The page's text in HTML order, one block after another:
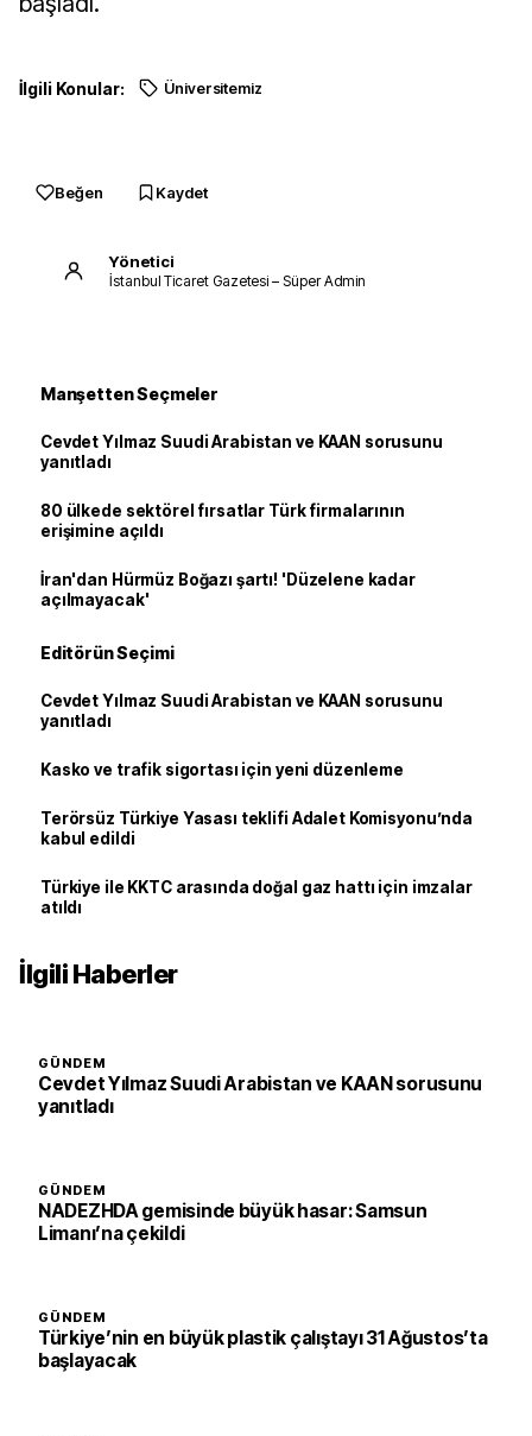
İlgili Konular: Üniversitemiz
Beğen Kaydet
Yönetici
İstanbul Ticaret Gazetesi – Süper Admin
Manşetten Seçmeler
Cevdet Yılmaz Suudi Arabistan ve KAAN sorusunu
yanıtladı
80 ülkede sektörel fırsatlar Türk firmalarının
erişimine açıldı
İran'dan Hürmüz Boğazı şartı! 'Düzelene kadar
açılmayacak'
Editörün Seçimi
Cevdet Yılmaz Suudi Arabistan ve KAAN sorusunu
yanıtladı
Kasko ve trafik sigortası için yeni düzenleme
Terörsüz Türkiye Yasası teklifi Adalet Komisyonu’nda
kabul edildi
Türkiye ile KKTC arasında doğal gaz hattı için imzalar
atıldı
İlgili Haberler
GÜNDEM
Cevdet Yılmaz Suudi Arabistan ve KAAN sorusunu
yanıtladı
GÜNDEM
NADEZHDA gemisinde büyük hasar: Samsun
Limanı’na çekildi
GÜNDEM
Türkiye’nin en büyük plastik çalıştayı 31 Ağustos’ta
başlayacak